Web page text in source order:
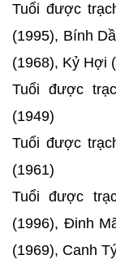
Tuổi được
(1995), Bính
(1968), Kỷ Hợi
Tuổi được
(1949)
Tuổi được
(1961)
Tuổi được
(1996), Đinh
(1969), Canh